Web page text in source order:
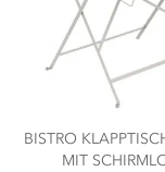
BISTRO
MIT